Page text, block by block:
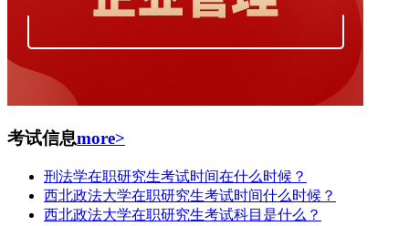
考试信息more>
刑法学在职研究生考试时间在什么时候？
西北政法大学在职研究生考试时间什么时候？
西北政法大学在职研究生考试科目是什么？